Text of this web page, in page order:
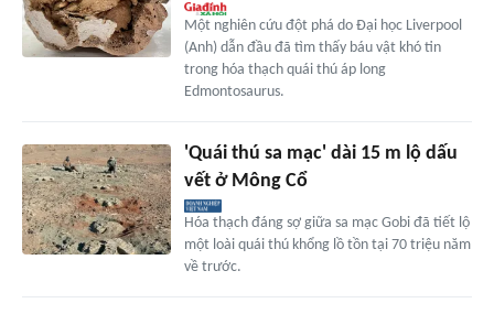
Một nghiên cứu đột phá do Đại học Liverpool
(Anh) dẫn đầu đã tìm thấy báu vật khó tin
trong hóa thạch quái thú áp long
Edmontosaurus.
'Quái thú sa mạc' dài 15 m lộ dấu
vết ở Mông Cổ
Hóa thạch đáng sợ giữa sa mạc Gobi đã tiết lộ
một loài quái thú khổng lồ tồn tại 70 triệu năm
về trước.